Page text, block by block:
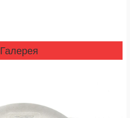
Галерея